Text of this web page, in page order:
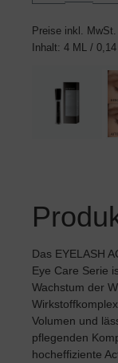
Preise inkl.
Inhalt: 4 ML / 0,14
Das EYELASH
Eye Care Serie
Wachstum der
Volumen und
pflegenden
hocheffiziente